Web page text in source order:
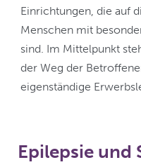
Einrichtungen, die auf
Menschen mit
sind. Im Mittelpunkt
der Weg der
eigenständige
Epilepsie und